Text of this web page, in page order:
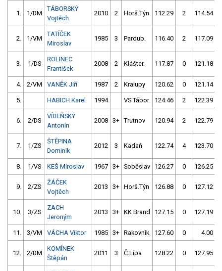
1. 1/DM
TÁBORSKÝ
Vojtěch
2010 2 Horš.Týn 112.29 2 114.54
2. 1/VM
TATÍČEK
Miroslav
1985 3 Pardub. 116.40 2 117.09
3. 1/DS
ROLINEC
František
2008 2 Klášter. 117.87 0 121.18
4. 2/VM VANĚK Jiří 1987 2 Kralupy 120.62 0 121.14
5. HABICH Karel 1994 VS Tábor 124.46 2 122.39
6. 2/DS
VÍDEŇSKÝ
Antonín
2008 3+ Trutnov 120.94 2 122.79
7. 1/ZS
ŠTĚPINA
Dominik
2012 3 Kadaň 122.74 4 123.70
8. 1/VS KEŠ Miroslav 1967 3+ Soběslav 126.27 0 126.25
9. 2/ZS
ŽÁČEK
Vojtěch
2013 3+ Horš.Týn 126.88 0 127.12
10. 3/ZS
ZACH
Jeroným
2013 3+ KK Brand 127.15 0 127.19
11. 3/VM VÁCHA Viktor 1985 3+ Rakovník 127.60 0 4.00
12. 2/DM
KOMÍNEK
Štěpán
2011 3 Č.Lípa 128.22 0 127.95